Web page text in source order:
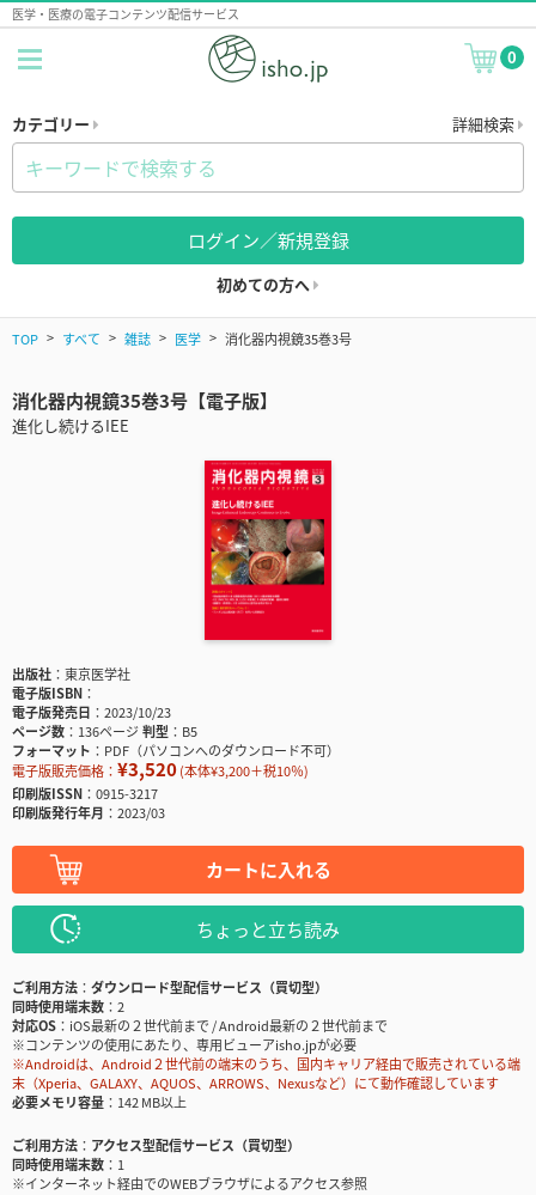
医学・医療の電子コンテンツ配信サービス
0
カテゴリー 詳細検索
ログイン／新規登録
初めての方へ
TOP すべて 雑誌 医学 消化器内視鏡35巻3号
消化器内視鏡35巻3号【電子版】
進化し続けるIEE
出版社
東京医学社
電子版ISBN
電子版発売日
2023/10/23
ページ数
136ページ判型
B5
フォーマット
PDF（パソコンへのダウンロード不可）
電子版販売価格： ¥3,520(本体¥3,200＋税10％)
印刷版ISSN
0915-3217
印刷版発行年月
2023/03
カートに入れる
ちょっと立ち読み
ご利用方法
ダウンロード型配信サービス（買切型）
同時使用端末数
2
対応OS
iOS最新の２世代前まで / Android最新の２世代前まで
※コンテンツの使用にあたり、専用ビューアisho.jpが必要
※Androidは、Android２世代前の端末のうち、国内キャリア経由で販売されている端
末（Xperia、GALAXY、AQUOS、ARROWS、Nexusなど）にて動作確認しています
必要メモリ容量
142 MB以上
ご利用方法
アクセス型配信サービス（買切型）
同時使用端末数
1
※インターネット経由でのWEBブラウザによるアクセス参照